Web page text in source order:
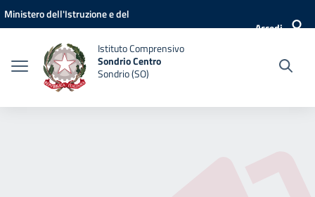
Vai ai contenuti
Vai al menu di navigazione
Vai al footer
Ministero dell'Istruzione e del
Accedi
Istituto Comprensivo
Sondrio Centro
Sondrio (SO)